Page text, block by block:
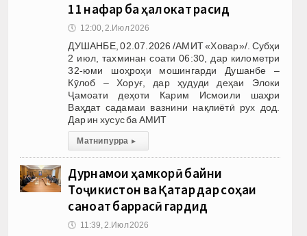
11 нафар ба ҳалокат расид
🕔 12:00, 2.Июл 2026
ДУШАНБЕ, 02.07.2026 /АМИТ «Ховар»/. Субҳи
2 июл, тахминан соати 06:30, дар километри
32-юми шоҳроҳи мошингарди Душанбе –
Кӯлоб – Хоруғ, дар ҳудуди деҳаи Элоки
Ҷамоати деҳоти Карим Исмоили шаҳри
Ваҳдат садамаи вазнини нақлиётӣ рух дод.
Дар ин хусус ба АМИТ
Матни пурра ▸
Дурнамои ҳамкорӣ байни
Тоҷикистон ва Қатар дар соҳаи
саноат баррасӣ гардид
🕔 11:39, 2.Июл 2026